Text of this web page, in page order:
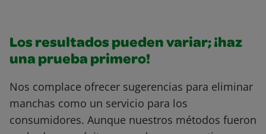
Los resultados pueden variar; ¡haz
una prueba primero!
Nos complace ofrecer sugerencias para eliminar
manchas como un servicio para los
consumidores. Aunque nuestros métodos fueron